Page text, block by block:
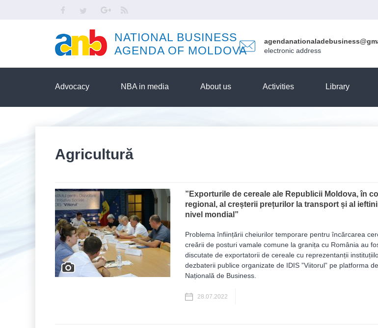
Facebook
Twitter Google
NATIONAL BUSINESS
AGENDA OF MOLDOVA
electronic address
Advocacy
NBA in media About us Activities Library
Agricultură
”Exporturile de cereale ale Republicii Moldova, în
regional, al creșterii prețurilor la transport și al
nivel mondial”
Problema înființării cheiurilor temporare pentru încărcarea
creării de posturi vamale comune la granița cu România au
discutate de exportatorii de cereale cu reprezentanții
dezbaterii publice organizate de IDIS ”Viitorul” pe platforma
Națională de Business.
28.07.2022